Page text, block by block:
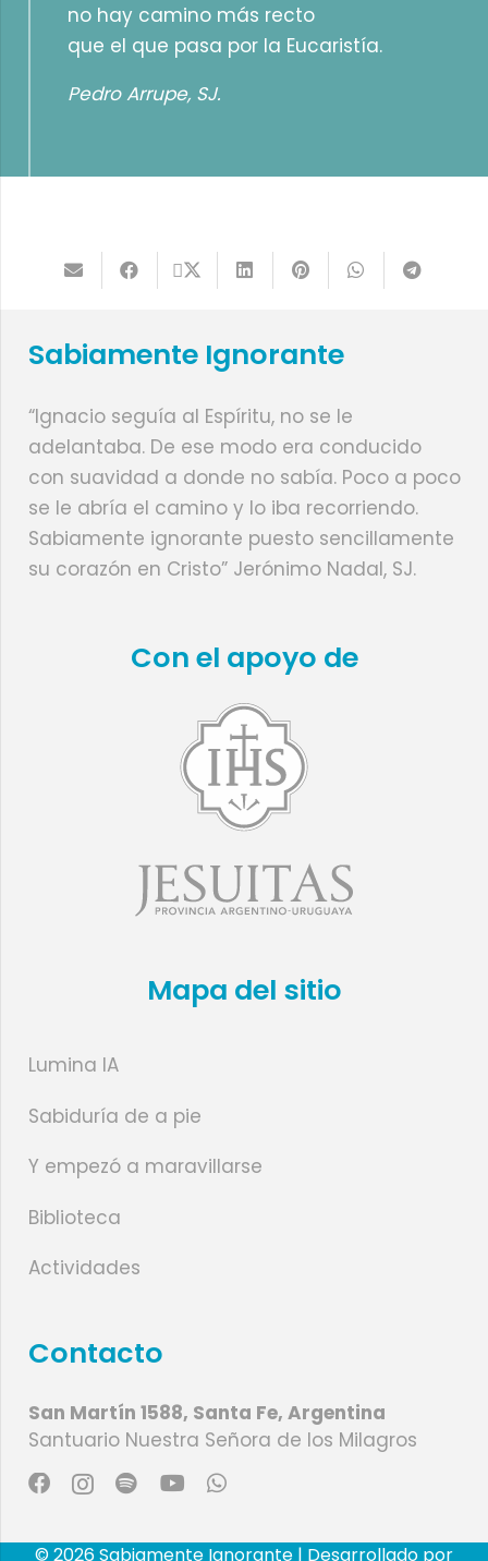
no hay camino más recto
que el que pasa por la Eucaristía.
Pedro Arrupe, SJ.
Sabiamente Ignorante
“Ignacio seguía al Espíritu, no se le
adelantaba. De ese modo era conducido
con suavidad a donde no sabía. Poco a poco
se le abría el camino y lo iba recorriendo.
Sabiamente ignorante puesto sencillamente
su corazón en Cristo” Jerónimo Nadal, SJ.
Con el apoyo de
Mapa del sitio
Lumina IA
Sabiduría de a pie
Y empezó a maravillarse
Biblioteca
Actividades
Contacto
San Martín 1588, Santa Fe, Argentina
Santuario Nuestra Señora de los Milagros
© 2026 Sabiamente Ignorante | Desarrollado por